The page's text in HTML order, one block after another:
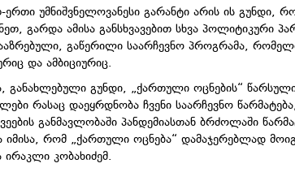
ერთი უმნიშვნელოვანესი გარანტი არის ის გუნდი,
გარდა ამისა განსხვავებით სხვა პოლიტიკური
გაწერილი საარჩევნო პროგრამა,
და ამბიციურიც.
განახლებული გუნდი, „ქართული ოცნების“
რასაც დაეყრდნობა ჩვენი საარჩევნო
განმავლობაში პანდემიასთან ბრძოლაში
იმისა, რომ „ქართული ოცნება“ დამაჯერებლად
ირაკლი კობახიძემ.